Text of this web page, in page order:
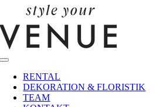
springen
Toggle
NavigationRENTAL
DEKORATION & FLORISTIK
TEAM